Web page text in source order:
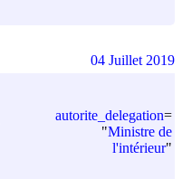
autorite_delegation=
"Ministre de
l'intérieur"
04 Juillet 2019